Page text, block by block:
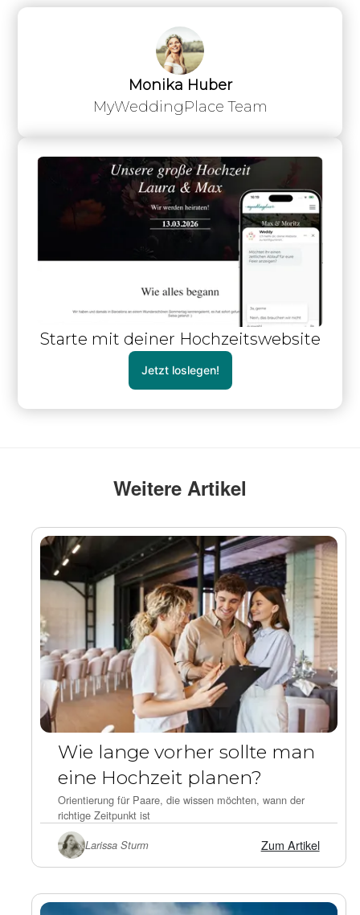
Weitere Artikel
Wie lange vorher sollte man
eine Hochzeit planen?
Orientierung für Paare, die wissen möchten, wann der
richtige Zeitpunkt ist
Larissa Sturm Zum Artikel
Monika Huber
MyWeddingPlace Team
Starte mit deiner Hochzeitswebsite
Jetzt loslegen!